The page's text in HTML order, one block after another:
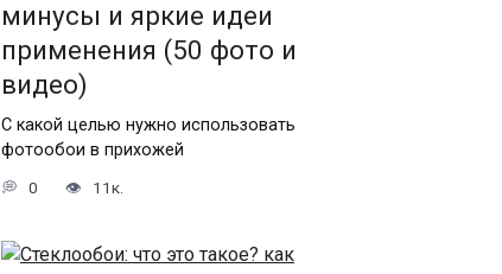
минусы и яркие идеи
применения (50 фото и
видео)
С какой целью нужно использовать
фотообои в прихожей
0 11к.